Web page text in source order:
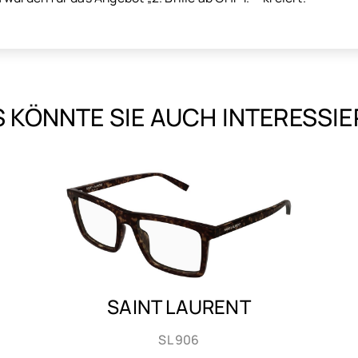
KÖNNTE SIE AUCH
SAINT LAURENT
SL 906